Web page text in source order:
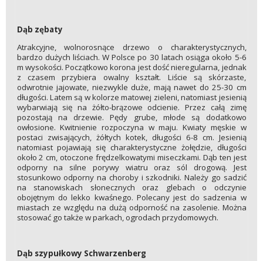
Dąb zębaty
Atrakcyjne, wolnorosnące drzewo o charakterystycznych,
bardzo dużych liściach. W Polsce po 30 latach osiąga około 5-6
m wysokości. Początkowo korona jest dość nieregularna, jednak
z czasem przybiera owalny kształt. Liście są skórzaste,
odwrotnie jajowate, niezwykle duże, mają nawet do 25-30 cm
długości. Latem są w kolorze matowej zieleni, natomiast jesienią
wybarwiają się na żółto-brązowe odcienie. Przez całą zimę
pozostają na drzewie. Pędy grube, młode są dodatkowo
owłosione. Kwitnienie rozpoczyna w maju. Kwiaty męskie w
postaci zwisających, żółtych kotek, długości 6-8 cm. Jesienią
natomiast pojawiają się charakterystyczne żołędzie, długości
około 2 cm, otoczone frędzelkowatymi miseczkami. Dąb ten jest
odporny na silne porywy wiatru oraz sól drogową. Jest
stosunkowo odporny na choroby i szkodniki. Należy go sadzić
na stanowiskach słonecznych oraz glebach o odczynie
obojętnym do lekko kwaśnego. Polecany jest do sadzenia w
miastach ze względu na dużą odporność na zasolenie. Można
stosować go także w parkach, ogrodach przydomowych.
Dąb szypułkowy Schwarzenberg